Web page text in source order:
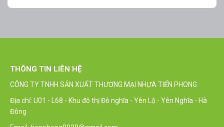
THÔNG TIN LIÊN HỆ
CÔNG TY TNHH SẢN XUẤT THƯƠNG MẠI NHỰA TIẾN PHONG
Địa chỉ: U01 - L68 - Khu đô thị Đô nghĩa - Yên Lộ - Yên Nghĩa - Hà
Đông